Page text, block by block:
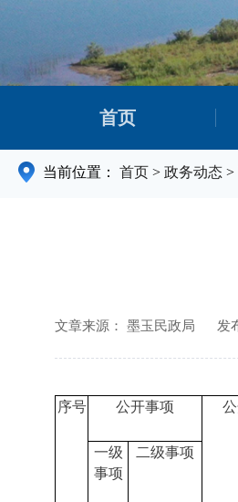
首页
当前位置： 首页 > 政务动态 >
文章来源： 墨玉民政局 发
序号 公开事项
一级
事项
二级事项